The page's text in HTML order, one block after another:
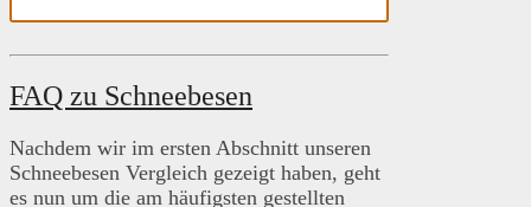
FAQ zu Schneebesen
Nachdem wir im ersten Abschnitt unseren
Schneebesen Vergleich gezeigt haben, geht
es nun um die am häufigsten gestellten